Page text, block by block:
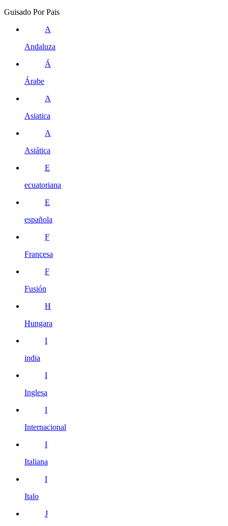
Guisado Por Pais
A
Andaluza
Á
Árabe
A
Asiatica
A
Asiática
E
ecuatoriana
E
española
F
Francesa
F
Fusión
H
Hungara
I
india
I
Inglesa
I
Internacional
I
Italiana
I
Italo
J